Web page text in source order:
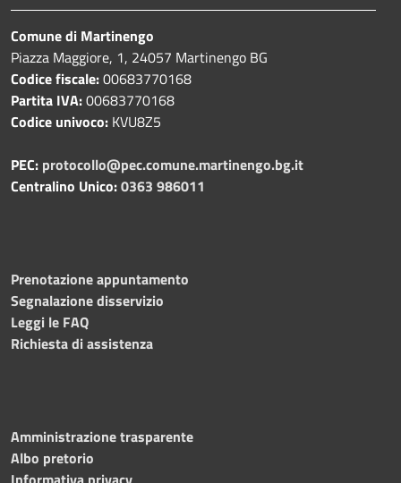
Comune di Martinengo
Piazza Maggiore, 1, 24057 Martinengo BG
Codice fiscale:00683770168
Partita IVA:00683770168
Codice univoco: KVU8Z5
PEC: protocollo@pec.comune.martinengo.bg.it
Centralino Unico:0363 986011
Prenotazione appuntamento
Segnalazione disservizio
Leggi le FAQ
Richiesta di assistenza
Amministrazione trasparente
Albo pretorio